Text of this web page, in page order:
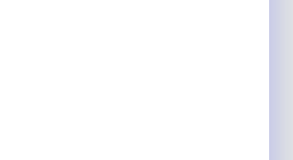
γρήγορο χρόνο
πολλά θετικά σχόλια